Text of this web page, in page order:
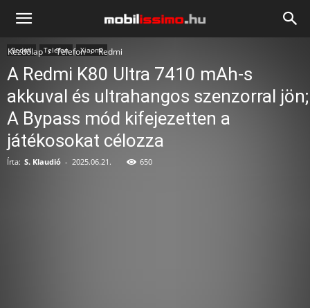
Mobilissimo.hu
Kezdőlap Telefon Redmi
Redmi Telefon Xiaomi
A Redmi K80 Ultra 7410 mAh-s
akkuval és ultrahangos szenzorral jön;
A Bypass mód kifejezetten a
játékosokat célozza
Írta: S. Klaudió - 2025.06.21. 650